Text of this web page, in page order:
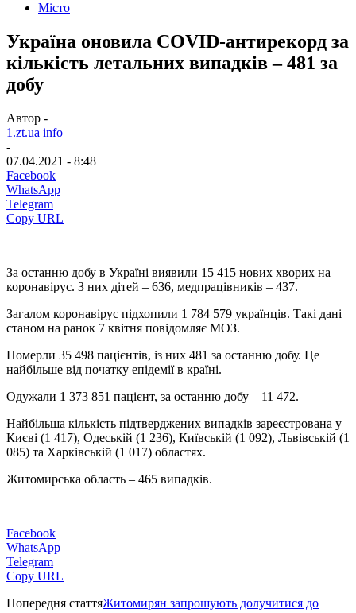
Місто
Україна оновила COVID-антирекорд за
кількість летальних випадків – 481 за
добу
Автор -
1.zt.ua info
-
07.04.2021 - 8:48
Facebook
WhatsApp
Telegram
Copy URL
За останню добу в Україні виявили 15 415 нових хворих на
коронавірус. З них дітей – 636, медпрацівників – 437.
Загалом коронавірус підхопили 1 784 579 українців. Такі дані
станом на ранок 7 квітня повідомляє МОЗ.
Померли 35 498 пацієнтів, із них 481 за останню добу. Це
найбільше від початку епідемії в країні.
Одужали 1 373 851 пацієнт, за останню добу – 11 472.
Найбільша кількість підтверджених випадків зареєстрована у
Києві (1 417), Одеській (1 236), Київській (1 092), Львівській (1
085) та Харківській (1 017) областях.
Житомирська область – 465 випадків.
Facebook
WhatsApp
Telegram
Copy URL
Попередня статтяЖитомирян запрошують долучитися до